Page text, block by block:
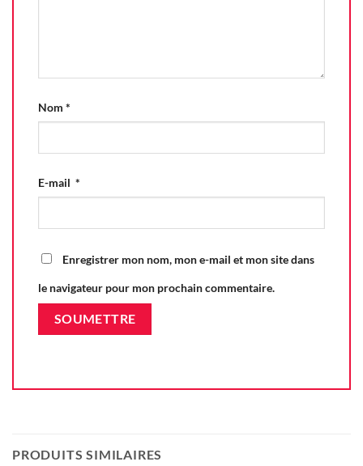
Nom *
E-mail *
Enregistrer mon nom, mon e-mail et mon site dans
le navigateur pour mon prochain commentaire.
PRODUITS SIMILAIRES